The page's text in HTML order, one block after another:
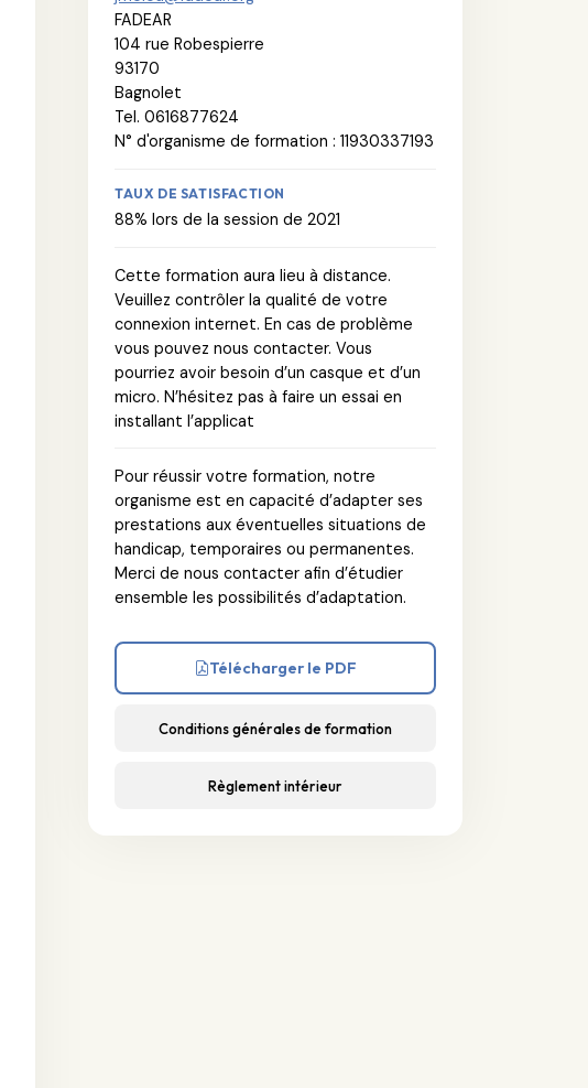
FADEAR
104 rue Robespierre
93170
Bagnolet
Tel. 0616877624
N° d'organisme de formation : 11930337193
TAUX DE SATISFACTION
88% lors de la session de 2021
Cette formation aura lieu à distance.
Veuillez contrôler la qualité de votre
connexion internet. En cas de problème
vous pouvez nous contacter. Vous
pourriez avoir besoin d’un casque et d’un
micro. N’hésitez pas à faire un essai en
installant l’applicat
Pour réussir votre formation, notre
organisme est en capacité d’adapter ses
prestations aux éventuelles situations de
handicap, temporaires ou permanentes.
Merci de nous contacter afin d’étudier
ensemble les possibilités d’adaptation.
Télécharger le PDF
Conditions générales de formation
Règlement intérieur